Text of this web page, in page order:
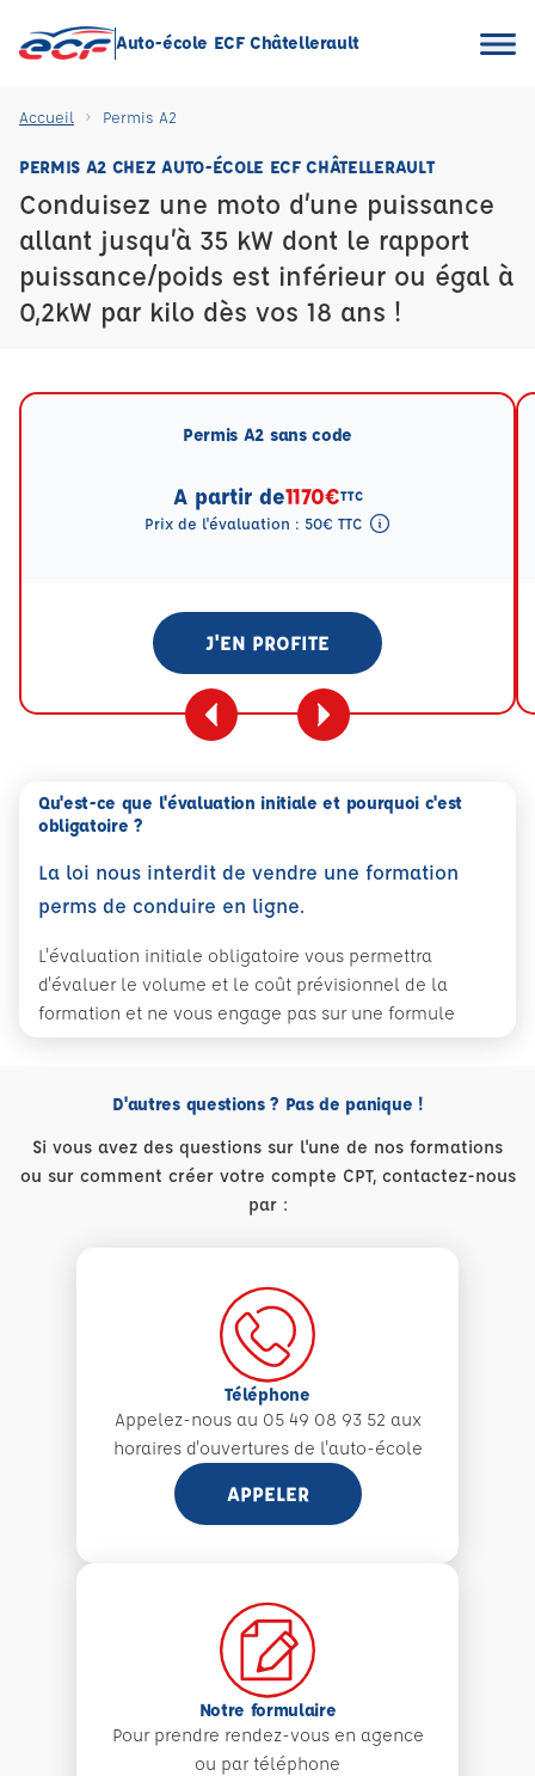
Auto-école ECF Châtellerault
Accueil Permis A2
PERMIS A2 CHEZ AUTO-ÉCOLE ECF CHÂTELLERAULT
Conduisez une moto d’une puissance
allant jusqu’à 35 kW dont le rapport
puissance/poids est inférieur ou égal à
0,2kW par kilo dès vos 18 ans !
Permis A2 sans code
A partir de1170€TTC
Prix de l'évaluation : 50€ TTC
J'EN PROFITE
Qu'est-ce que l'évaluation initiale et pourquoi c'est
obligatoire ?
La loi nous interdit de vendre une formation
perms de conduire en ligne.
L'évaluation initiale obligatoire vous permettra
d'évaluer le volume et le coût prévisionnel de la
formation et ne vous engage pas sur une formule
D'autres questions ? Pas de panique !
Si vous avez des questions sur l'une de nos formations
ou sur comment créer votre compte CPT, contactez-nous
par :
Téléphone
Appelez-nous au 05 49 08 93 52 aux
horaires d'ouvertures de l'auto-école
APPELER
Notre formulaire
Pour prendre rendez-vous en agence
ou par téléphone